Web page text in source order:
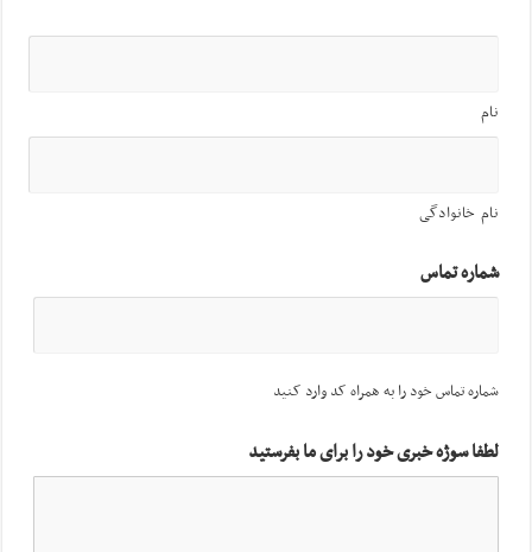
نام
نام خانوادگی
شماره تماس
شماره تماس خود را به همراه کد وارد کنید
لطفا سوژه خبری خود را برای ما بفرستید